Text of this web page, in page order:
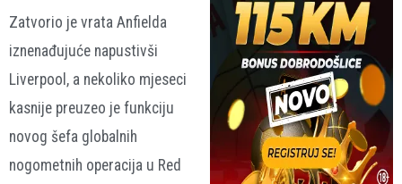
Zatvorio je vrata Anfielda
iznenađujuće napustivši
Liverpool, a nekoliko mjeseci
kasnije preuzeo je funkciju
novog šefa globalnih
nogometnih operacija u Red